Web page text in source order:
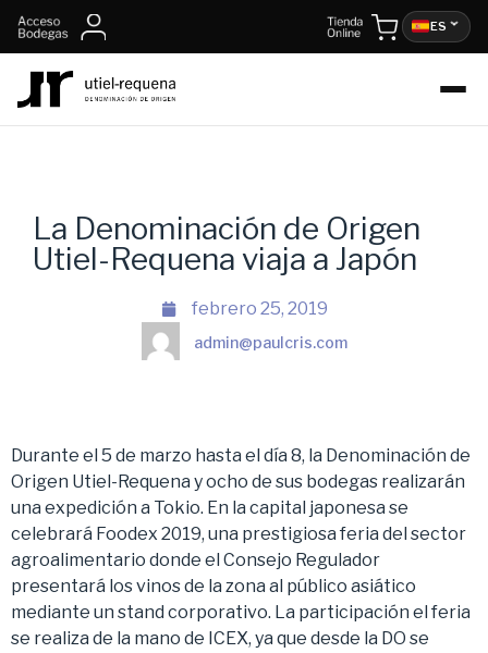
ES
La Denominación de Origen
Utiel-Requena viaja a Japón
febrero 25, 2019
admin@paulcris.com
Durante el 5 de marzo hasta el día 8, la Denominación de
Origen Utiel-Requena y ocho de sus bodegas realizarán
una expedición a Tokio. En la capital japonesa se
celebrará Foodex 2019, una prestigiosa feria del sector
agroalimentario donde el Consejo Regulador
presentará los vinos de la zona al público asiático
mediante un stand corporativo. La participación el feria
se realiza de la mano de ICEX, ya que desde la DO se